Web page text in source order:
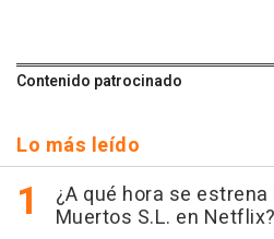
Contenido patrocinado
Lo más leído
¿A qué hora se
Muertos S.L. en Netflix?